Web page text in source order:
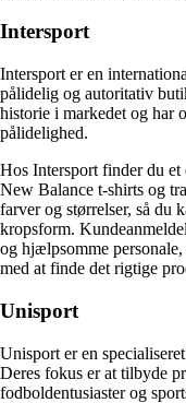
Intersport
Intersport er en
pålidelig og autoritativ
historie i markedet og har
pålidelighed.
Hos Intersport finder du
New Balance t-shirts og
farver og størrelser, så du
kropsform.
og hjælpsomme
med at finde det rigtige
Unisport
Unisport er en
Deres fokus er at tilbyde
fodboldentusiaster og